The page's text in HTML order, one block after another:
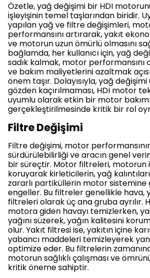
Özetle, yağ değişimi bir HDI
işleyişinin temel taşlarından biridir.
yapılan yağ ve filtre değişimleri,
performansını artırarak, yakıt
ve motorun uzun ömürlü olmasını
bağlamda, her kullanıcı için, yağ
sadık kalmak, motor
ve bakım maliyetlerini azaltmak
önem taşır. Dolayısıyla, yağ
gözden kaçırılmaması, HDI motor
uyumlu olarak etkin bir motor
gerçekleştirilmesinde kritik bir rol
Filtre Değişimi
Filtre değişimi, motor
sürdürülebilirliği ve aracın genel
bir süreçtir. Motor filtreleri, motorun
koruyarak kirleticilerin, yağ
zararlı partiküllerin motor sistemine
engeller. Bu filtreler genellikle hava,
filtreleri olarak üç ana gruba ayrılır.
motora giden havayı temizlerken,
yağını süzerek, yağın kalitesini
olur. Yakıt filtresi ise, yakıtın içine
yabancı maddeleri temizleyerek
optimize eder. Bu filtrelerin
motorun sağlıklı çalışması ve
kritik öneme sahiptir.